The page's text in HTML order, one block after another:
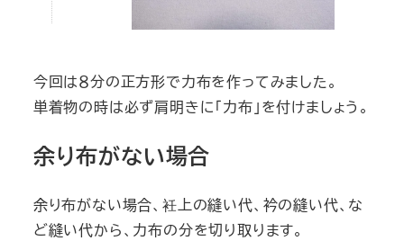
今回は８分の正方形で力布を作ってみました。
単着物の時は必ず肩明きに「力布」を付けましょう。
余り布がない場合
余り布がない場合、衽上の縫い代、衿の縫い代、な
ど縫い代から、力布の分を切り取ります。